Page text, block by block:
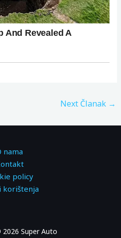
Next Članak →
nama
policy
korištenja
Super Auto